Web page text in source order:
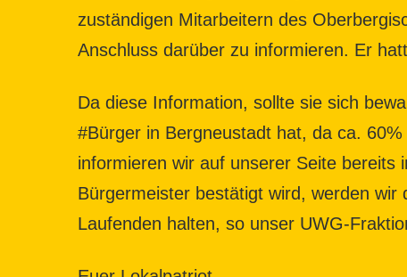
zuständigen Mitarbeitern des
Anschluss darüber zu informieren. Er
Da diese Information, sollte sie sich
#Bürger in Bergneustadt hat, da ca. 60%
informieren wir auf unserer Seite bereits
Bürgermeister bestätigt wird, werden
Laufenden halten, so unser UWG-